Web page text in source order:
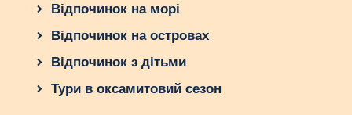
Відпочинок на морі
Відпочинок на островах
Відпочинок з дітьми
Тури в оксамитовий сезон